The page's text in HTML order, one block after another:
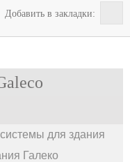
Добавить в закладки:
для здания
Галеко